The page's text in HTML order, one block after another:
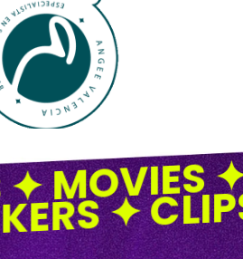
✦
& Precios